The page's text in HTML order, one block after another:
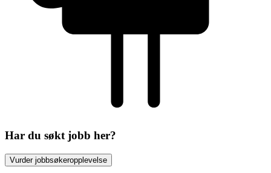
Har du søkt jobb her?
Vurder jobbsøkeropplevelse